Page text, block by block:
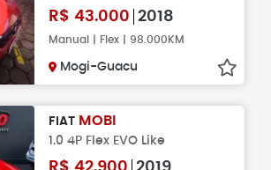
R$ 43.000 2018
Manual | Flex | 98.000KM
Mogi-Guacu
FIAT MOBI
1.0 4P Flex EVO Like